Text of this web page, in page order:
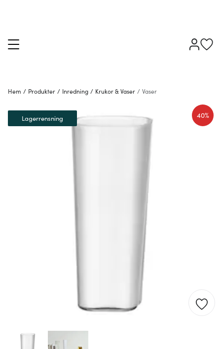
Hem / Produkter / Inredning / Krukor & Vaser / Vaser
40%
Lagerrensning